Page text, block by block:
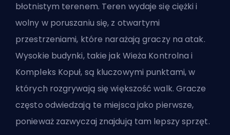
błotnistym terenem. Teren wydaje się ciężki i
wolny w poruszaniu się, z otwartymi
przestrzeniami, które narażają graczy na atak.
Wysokie budynki, takie jak Wieża Kontrolna i
Kompleks Kopuł, są kluczowymi punktami, w
których rozgrywają się większość walk. Gracze
często odwiedzają te miejsca jako pierwsze,
ponieważ zazwyczaj znajdują tam lepszy sprzęt.